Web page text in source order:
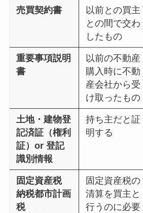
売買契約書
以前との買主
との間で交わ
したもの
重要事項説明
書
以前の不動産
購入時に不動
産会社から受
け取ったもの
土地・建物登
記済証（権利
証）or 登記
識別情報
持ち主だと証
明する
固定資産税
納税都市計画
税
固定資産税の
清算を買主と
行うのに必要